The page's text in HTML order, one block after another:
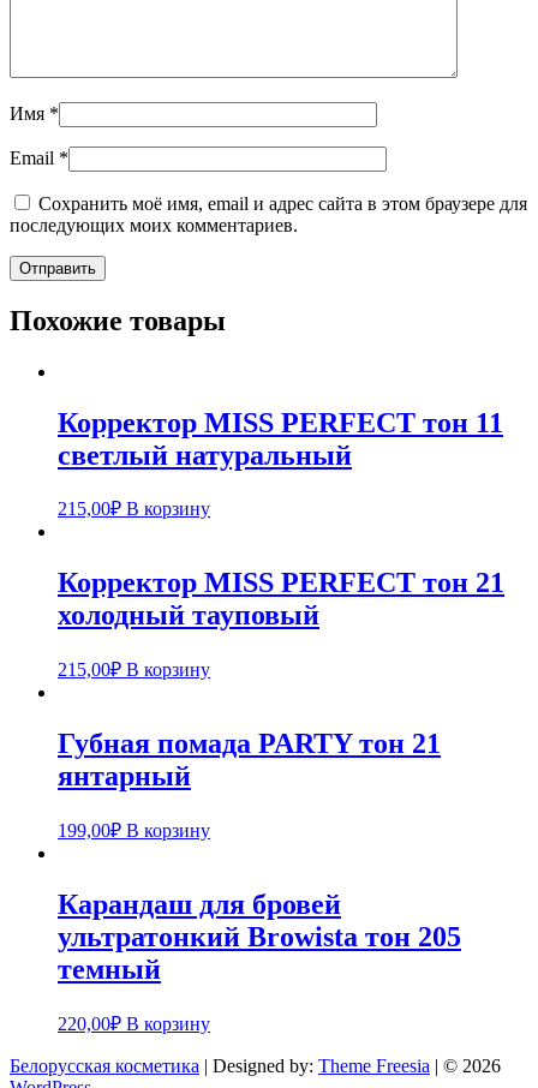
Имя *
Email *
Сохранить моё имя, email и адрес сайта в этом браузере для
последующих моих комментариев.
Похожие товары
Корректор MISS PERFECT тон 11
светлый натуральный
215,00₽ В корзину
Корректор MISS PERFECT тон 21
холодный тауповый
215,00₽ В корзину
Губная помада PARTY тон 21
янтарный
199,00₽ В корзину
Карандаш для бровей
ультратонкий Browista тон 205
темный
220,00₽ В корзину
Белорусская косметика | Designed by: Theme Freesia | © 2026